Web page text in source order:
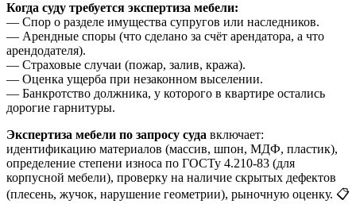
Когда суду требуется экспертиза мебели:
— Спор о разделе имущества супругов или наследников.
— Арендные споры (что сделано за счёт арендатора, а что
арендодателя).
— Страховые случаи (пожар, залив, кража).
— Оценка ущерба при незаконном выселении.
— Банкротство должника, у которого в квартире остались
дорогие гарнитуры.
Экспертиза мебели по запросу суда включает:
идентификацию материалов (массив, шпон, МДФ, пластик),
определение степени износа по ГОСТу 4.210-83 (для
корпусной мебели), проверку на наличие скрытых дефектов
(плесень, жучок, нарушение геометрии), рыночную оценку. 📋